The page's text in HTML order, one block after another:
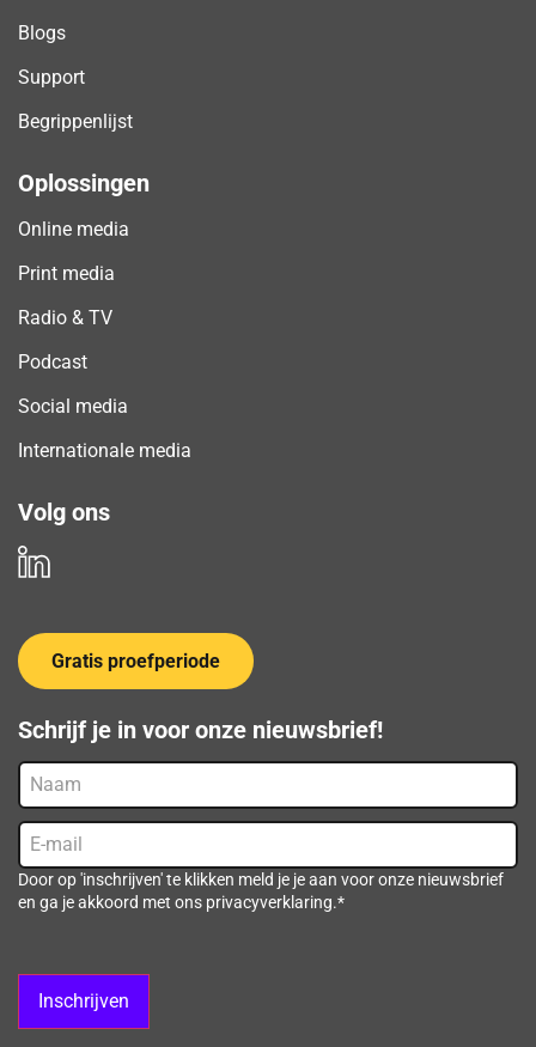
Blogs
Support
Begrippenlijst
Oplossingen
Online media
Print media
Radio & TV
Podcast
Social media
Internationale media
Volg ons
Gratis proefperiode
Schrijf je in voor onze nieuwsbrief!
Naam
E-
mail(Vereist)
Door op 'inschrijven' te klikken meld je je aan voor onze nieuwsbrief
en ga je akkoord met ons privacyverklaring.*
Inschrijven